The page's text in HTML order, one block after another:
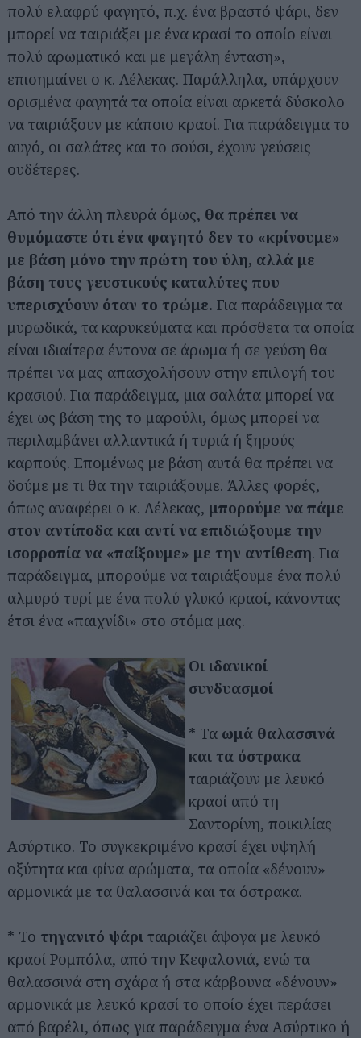
πολύ ελαφρύ φαγητό, π.χ. ένα βραστό ψάρι, δεν
μπορεί να ταιριάξει με ένα κρασί το οποίο είναι
πολύ αρωματικό και με μεγάλη ένταση»,
επισημαίνει ο κ. Λέλεκας. Παράλληλα, υπάρχουν
ορισμένα φαγητά τα οποία είναι αρκετά δύσκολο
να ταιριάξουν με κάποιο κρασί. Για παράδειγμα το
αυγό, οι σαλάτες και το σούσι, έχουν γεύσεις
ουδέτερες.
Από την άλλη πλευρά όμως, θα πρέπει να
θυμόμαστε ότι ένα φαγητό δεν το «κρίνουμε»
με βάση μόνο την πρώτη του ύλη, αλλά με
βάση τους γευστικούς καταλύτες που
υπερισχύουν όταν το τρώμε. Για παράδειγμα τα
μυρωδικά, τα καρυκεύματα και πρόσθετα τα οποία
είναι ιδιαίτερα έντονα σε άρωμα ή σε γεύση θα
πρέπει να μας απασχολήσουν στην επιλογή του
κρασιού. Για παράδειγμα, μια σαλάτα μπορεί να
έχει ως βάση της το μαρούλι, όμως μπορεί να
περιλαμβάνει αλλαντικά ή τυριά ή ξηρούς
καρπούς. Επομένως με βάση αυτά θα πρέπει να
δούμε με τι θα την ταιριάξουμε. Άλλες φορές,
όπως αναφέρει ο κ. Λέλεκας, μπορούμε να πάμε
στον αντίποδα και αντί να επιδιώξουμε την
ισορροπία να «παίξουμε» με την αντίθεση. Για
παράδειγμα, μπορούμε να ταιριάξουμε ένα πολύ
αλμυρό τυρί με ένα πολύ γλυκό κρασί, κάνοντας
έτσι ένα «παιχνίδι» στο στόμα μας.
Οι ιδανικοί
συνδυασμοί
* Τα ωμά θαλασσινά
και τα όστρακα
ταιριάζουν με λευκό
κρασί από τη
Σαντορίνη, ποικιλίας
Ασύρτικο. Το συγκεκριμένο κρασί έχει υψηλή
οξύτητα και φίνα αρώματα, τα οποία «δένουν»
αρμονικά με τα θαλασσινά και τα όστρακα.
* Το τηγανιτό ψάρι ταιριάζει άψογα με λευκό
κρασί Ρομπόλα, από την Κεφαλονιά, ενώ τα
θαλασσινά στη σχάρα ή στα κάρβουνα «δένουν»
αρμονικά με λευκό κρασί το οποίο έχει περάσει
από βαρέλι, όπως για παράδειγμα ένα Ασύρτικο ή